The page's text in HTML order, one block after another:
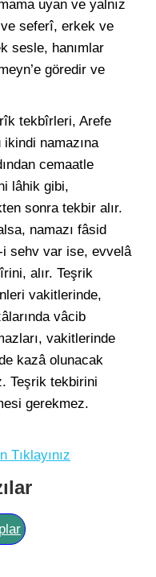
uyan ve yalnız
seferî, erkek ve
sesle, hanımlar
göredir ve
tekbîrleri, Arefe
namazına
cemaatle
lâhik gibi,
sonra tekbir alır.
namazı fâsid
sehv var ise, evvelâ
alır. Teşrik
vakitlerinde,
vâcib
vakitlerinde
kazâ olunacak
Teşrik tekbirini
gerekmez.
Tıklayınız